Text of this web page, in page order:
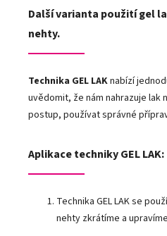
Další varianta použití gel
nehty.
Technika GEL LAKnabízí
uvědomit, že nám nahrazuje
postup, používat správné
Aplikace techniky GEL LAK:
Technika GEL LAK se
nehty zkrátíme a